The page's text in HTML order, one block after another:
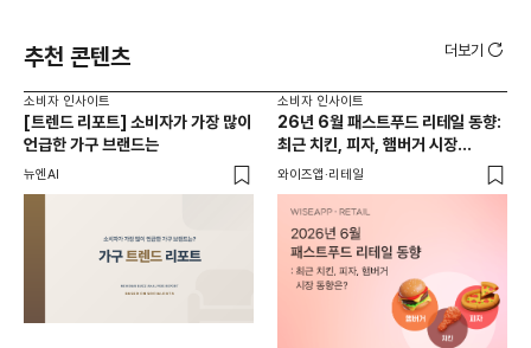
추천 콘텐츠 더보기
소비자 인사이트
[트렌드 리포트] 소비자가 가장 많이
언급한 가구 브랜드는
뉴엔AI
소비자 인사이트
26년 6월 패스트푸드 리테일 동향:
최근 치킨, 피자, 햄버거 시장
동향은?
와이즈앱·리테일